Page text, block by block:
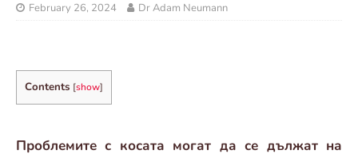
February 26, 2024 Dr Adam Neumann
Contents [show]
Проблемите с косата могат да се дължат на